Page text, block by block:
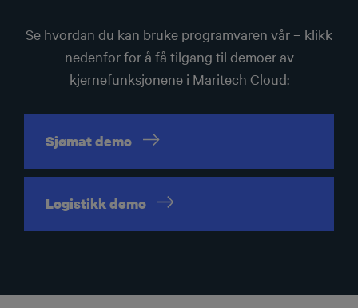
Se hvordan du kan bruke programvaren vår – klikk
nedenfor for å få tilgang til demoer av
kjernefunksjonene i Maritech Cloud:
Sjømatdemo
Logistikkdemo